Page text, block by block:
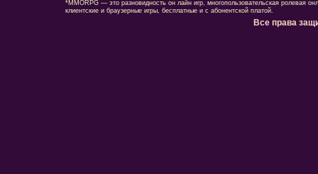
*MMORPG — это разновидность он лайн игр, многопользовательская ролевая
клиентские и браузерные игры, бесплатные и с абонентской платой.
Все права